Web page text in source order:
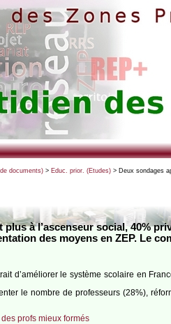
documents)> Educ. prior. (Etudes)> Deux sondages
à l’ascenseur social, 40%
des moyens en ZEP. Le
d’améliorer le système scolaire en
le nombre de professeurs (28%),
profs mieux formés